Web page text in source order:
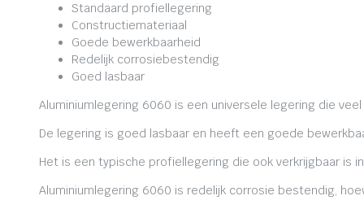
Standaard profiellegering
Constructiemateriaal
Goede bewerkbaarheid
Redelijk corrosiebestendig
Goed lasbaar
Aluminiumlegering 6060 is een universele legering die
De legering is goed lasbaar en heeft een goede
Het is een typische profiellegering die ook verkrijgbaar is
Aluminiumlegering 6060 is redelijk corrosie bestendig,